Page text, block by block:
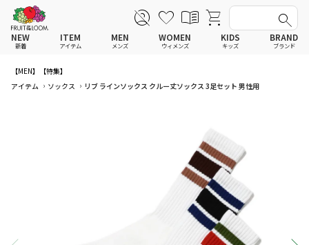
NEW
新着
ITEM
アイテム
全てのアイテム
Tシャツ
ポロシャツ
セットアップ
ルームウェア
アンダーウェアWOMEN
ソックス
ファッショングッズ
MEN
メンズ
全てのメンズ アイテム
Tシャツ
ポロシャツ
セットアップ
ルームウェア
帽子
バッグ
レイングッズ
WOMEN
ウィメンズ
全てのウィメンズ
Tシャツ
ポロシャツ
セットアップ
ルームウェア
バッグ
レイングッズ
KIDS
キッズ
全てのキッズ
Tシャツ
ポロシャツ
セットアップ
ルームウェア
バッグ
レイングッズ
BRAND
ブランド
【MEN】
【特集】
アイテム
ソックス リブ ラインソックス クルー丈ソックス 3足セット 男性用